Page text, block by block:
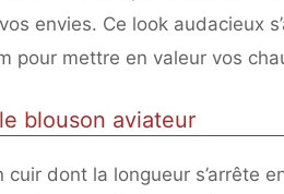
envies. Ce look audacieux
pour mettre en valeur vos
blouson aviateur
cuir dont la longueur s’arrête